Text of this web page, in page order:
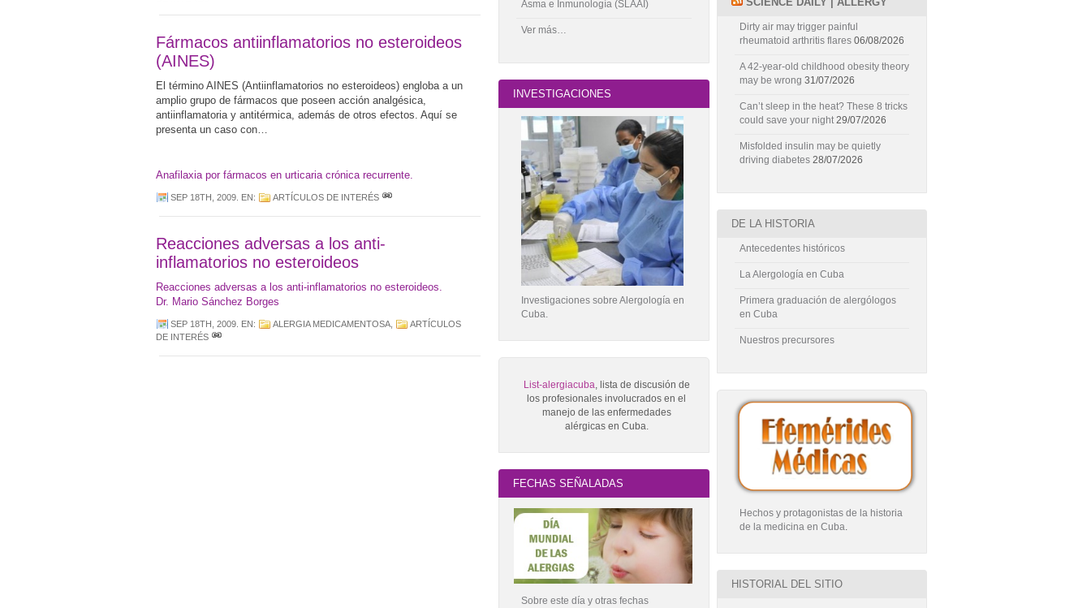
Fármacos antiinflamatorios no esteroideos
(AINES)
El término AINES (Antiinflamatorios no esteroideos) engloba a un
amplio grupo de fármacos que poseen acción analgésica,
antiinflamatoria y antitérmica, además de otros efectos. Aquí se
presenta un caso con…
Anafilaxia por fármacos en urticaria crónica recurrente.
SEP 18TH, 2009 . EN: ARTÍCULOS DE INTERÉS
Reacciones adversas a los anti-
inflamatorios no esteroideos
Reacciones adversas a los anti-inflamatorios no esteroideos.
Dr. Mario Sánchez Borges
SEP 18TH, 2009 . EN: ALERGIA MEDICAMENTOSA
ARTÍCULOS
DE INTERÉS
Asma e Inmunología (SLAAI)
Ver más…
INVESTIGACIONES
Investigaciones sobre Alergología en
Cuba.
List-alergiacuba, lista de discusión de
los profesionales involucrados en el
manejo de las enfermedades
alérgicas en Cuba.
FECHAS SEÑALADAS
Sobre este día y otras fechas
Dirty air may trigger painful
rheumatoid arthritis flares 06/08/2026
A 42-year-old childhood obesity theory
may be wrong 31/07/2026
Can’t sleep in the heat? These 8 tricks
could save your night 29/07/2026
Misfolded insulin may be quietly
driving diabetes 28/07/2026
DE LA HISTORIA
Antecedentes históricos
La Alergología en Cuba
Primera graduación de alergólogos
en Cuba
Nuestros precursores
Hechos y protagonistas de la historia
de la medicina en Cuba.
HISTORIAL DEL SITIO